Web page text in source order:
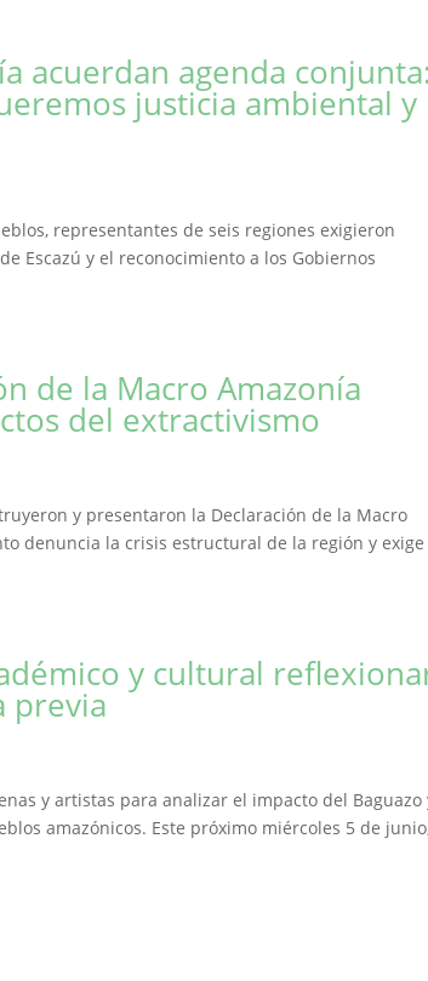
acuerdan agenda conjunta:
justicia ambiental y
representantes de seis regiones exigieron
Escazú y el reconocimiento a los Gobiernos
de la Macro Amazonía
del extractivismo
y presentaron la Declaración de la Macro
denuncia la crisis estructural de la región y exige
y cultural
previa
y artistas para analizar el impacto del Baguazo
amazónicos. Este próximo miércoles 5 de